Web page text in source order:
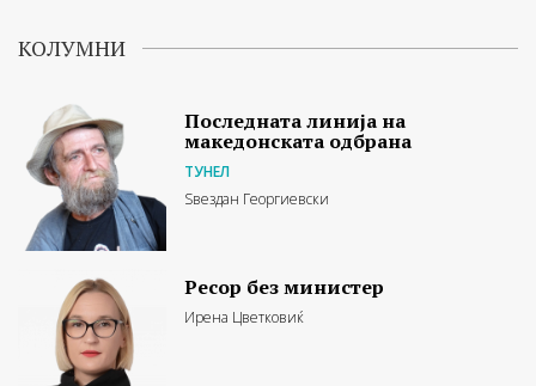
КОЛУМНИ
Последната линија на
македонската одбрана
ТУНЕЛ
Ѕвездан Георгиевски
Ресор без министер
Ирена Цветковиќ